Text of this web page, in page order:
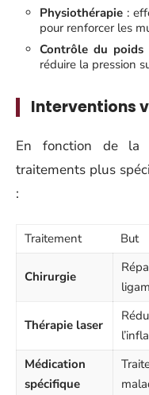
Physiothérapie :
pour renforcer les
Contrôle du poids
réduire la pression
Interventions
En fonction de la
traitements plus
:
Traitement But
Chirurgie
Thérapie laser
Médication
spécifique